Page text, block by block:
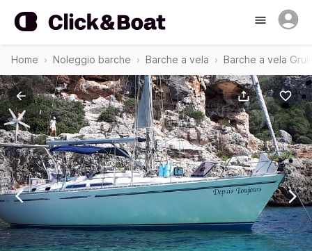
Home Noleggio barche Barche a vela Barche a vela